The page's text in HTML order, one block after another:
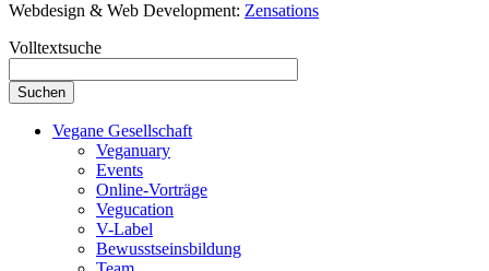
Webdesign & Web Development: Zensations
Volltextsuche
Vegane Gesellschaft
Veganuary
Events
Online-Vorträge
Vegucation
V-Label
Bewusstseinsbildung